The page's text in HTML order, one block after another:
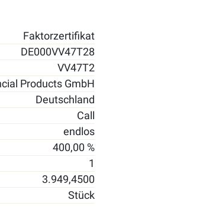
Faktorzertifikat
DE000VV47T28
VV47T2
Products GmbH
Deutschland
Call
endlos
400,00 %
1
3.949,4500
Stück